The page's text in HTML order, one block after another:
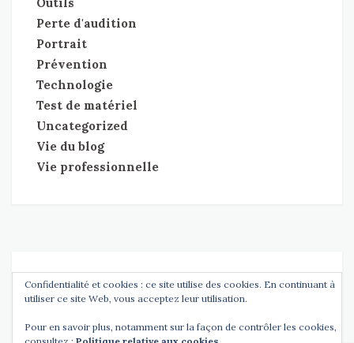
Perte d'audition
Portrait
Prévention
Technologie
Test de matériel
Uncategorized
Vie du blog
Vie professionnelle
CopyrightEntendre l'Essentiel • tdMinimal Theme bytdThemes
Confidentialité et cookies : ce site utilise des cookies. En continuant à
utiliser ce site Web, vous acceptez leur utilisation.
Pour en savoir plus, notamment sur la façon de contrôler les cookies,